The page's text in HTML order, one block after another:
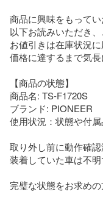
商品に興味をもってい
以下お読みいただき、
お値引きは在庫状況
価格に達するまで気長
【商品の状態】
商品名: TS-F1720S
ブランド: PIONEER
使用状況：状態や付
取り外し前に動作確
装着していた車は不
完璧な状態をお求め